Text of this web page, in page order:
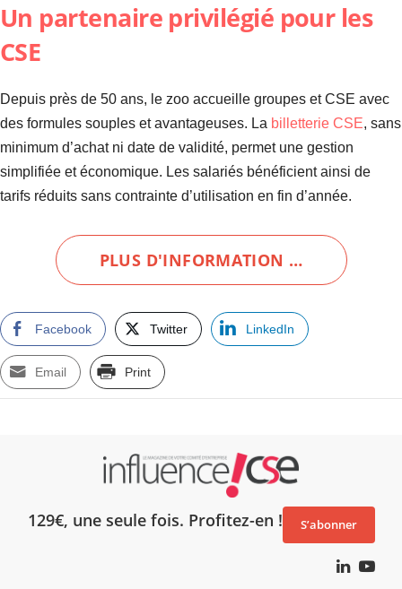
Un partenaire privilégié pour les
CSE
Depuis près de 50 ans, le zoo accueille groupes et CSE avec
des formules souples et avantageuses. La billetterie CSE, sans
minimum d’achat ni date de validité, permet une gestion
simplifiée et économique. Les salariés bénéficient ainsi de
tarifs réduits sans contrainte d’utilisation en fin d’année.
PLUS D'INFORMATION …
Facebook Twitter LinkedIn
Email Print
129€, une seule fois. Profitez-en ! S’abonner